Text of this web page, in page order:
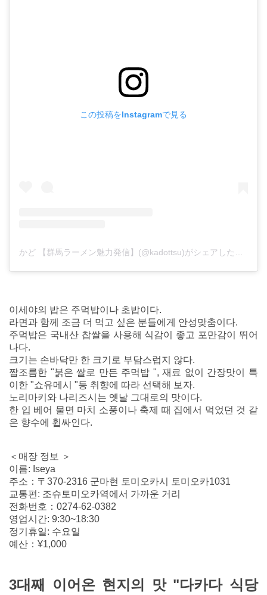
この投稿をInstagramで見る
이세야의 밥은 주먹밥이나 초밥이다.
라면과 함께 조금 더 먹고 싶은 분들에게 안성맞춤이다.
주먹밥은 국내산 찹쌀을 사용해 식감이 좋고 포만감이 뛰어
나다.
크기는 손바닥만 한 크기로 부담스럽지 않다.
짭조름한 "붉은 쌀로 만든 주먹밥 ", 재료 없이 간장맛이 특
이한 "쇼유메시 "등 취향에 따라 선택해 보자.
노리마키와 나리즈시는 옛날 그대로의 맛이다.
한 입 베어 물면 마치 소풍이나 축제 때 집에서 먹었던 것 같
은 향수에 휩싸인다.
＜매장 정보 ＞
이름: Iseya
주소：〒370-2316 군마현 토미오카시 토미오카1031
교통편: 조슈토미오카역에서 가까운 거리
전화번호：0274-62-0382
영업시간: 9:30~18:30
정기휴일: 수요일
예산：¥1,000
3대째 이어온 현지의 맛 "다카다 식당